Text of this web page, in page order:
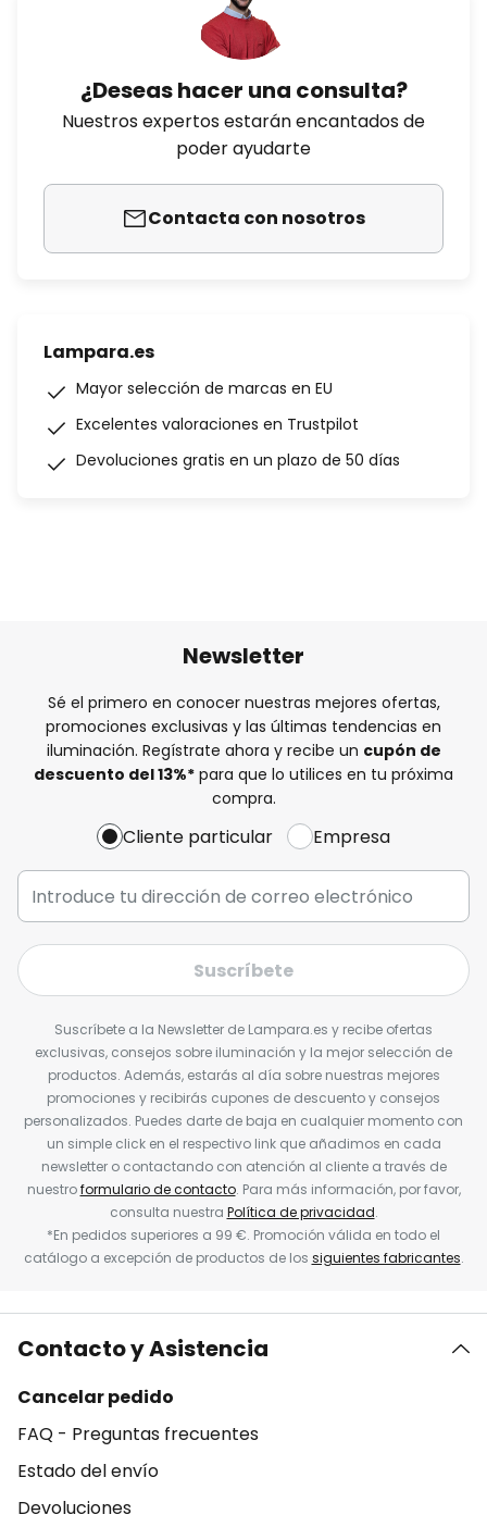
¿Deseas hacer una consulta?
Nuestros expertos estarán encantados de
poder ayudarte
Contacta con nosotros
Lampara.es
Mayor selección de marcas en EU
Excelentes valoraciones en Trustpilot
Devoluciones gratis en un plazo de 50 días
Newsletter
Sé el primero en conocer nuestras mejores ofertas,
promociones exclusivas y las últimas tendencias en
iluminación. Regístrate ahora y recibe un cupón de
descuento del13%* para que lo utilices en tu próxima
compra.
Cliente particular Empresa
Suscríbete
Suscríbete a la Newsletter de Lampara.es y recibe ofertas
exclusivas, consejos sobre iluminación y la mejor selección de
productos. Además, estarás al día sobre nuestras mejores
promociones y recibirás cupones de descuento y consejos
personalizados. Puedes darte de baja en cualquier momento con
un simple click en el respectivo link que añadimos en cada
newsletter o contactando con atención al cliente a través de
nuestroformulario de contacto. Para más información, por favor,
consulta nuestra Política de privacidad.
*En pedidos superiores a 99 €. Promoción válida en todo el
catálogo a excepción de productos de los siguientes fabricantes.
Contacto y Asistencia
Cancelar pedido
FAQ - Preguntas frecuentes
Estado del envío
Devoluciones